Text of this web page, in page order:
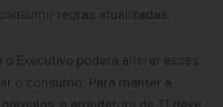
regras atualizadas.
o Executivo poderá alterar essas
o consumo. Para manter a